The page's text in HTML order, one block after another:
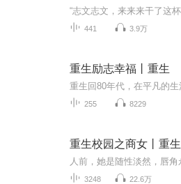
441 3.9万
重生励志幸福丨重生
255 8229
重生校园之商女丨重生
3248 22.6万